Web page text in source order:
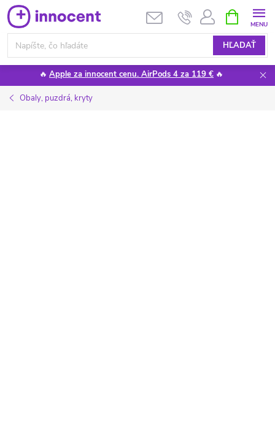
Prejsť
na
obsah
HĽADAŤ
KOŠÍK
🔥 Apple za innocent cenu. AirPods 4 za 119 € 🔥
Obaly, puzdrá, kryty